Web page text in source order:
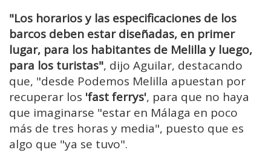
"Los horarios y las especificaciones de los
barcos deben estar diseñadas, en primer
lugar, para los habitantes de Melilla y luego,
para los turistas", dijo Aguilar, destacando
que, "desde Podemos Melilla apuestan por
recuperar los 'fast ferrys', para que no haya
que imaginarse "estar en Málaga en poco
más de tres horas y media", puesto que es
algo que "ya se tuvo".